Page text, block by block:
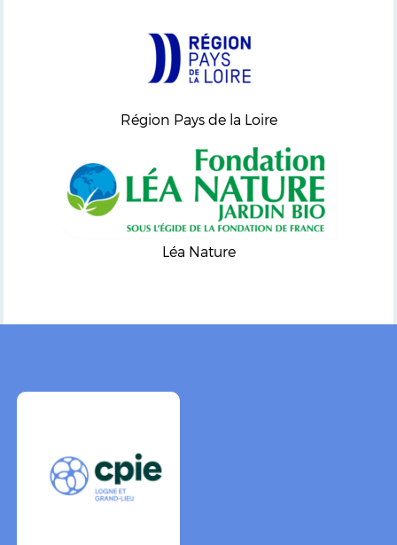
Région Pays de la Loire
Léa Nature